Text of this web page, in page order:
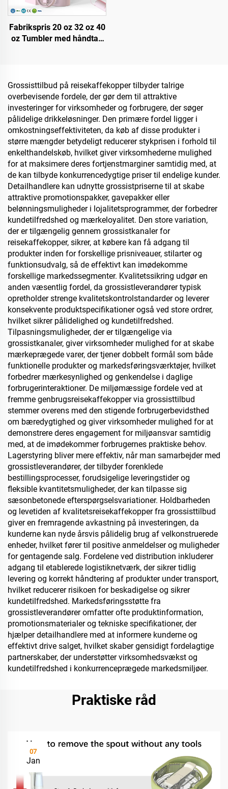
Fabrikspris 20 oz 32 oz 40
oz Tumbler med håndtag
Grossisttilbud på reisekaffekopper tilbyder talrige
overbevisende fordele, der gør dem til attraktive
investeringer for virksomheder og forbrugere, der søger
pålidelige drikkeløsninger. Den primære fordel ligger i
omkostningseffektiviteten, da køb af disse produkter i
større mængder betydeligt reducerer stykprisen i forhold til
enkelthandelskøb, hvilket giver virksomhederne mulighed
for at maksimere deres fortjenstmarginer samtidig med, at
de kan tilbyde konkurrencedygtige priser til endelige kunder.
Detailhandlere kan udnytte grossistpriserne til at skabe
attraktive promotionspakker, gavepakker eller
belønningsmuligheder i lojalitetsprogrammer, der forbedrer
kundetilfredshed og mærkeloyalitet. Den store variation,
der er tilgængelig gennem grossistkanaler for
reisekaffekopper, sikrer, at købere kan få adgang til
produkter inden for forskellige prisniveauer, stilarter og
funktionsudvalg, så de effektivt kan imødekomme
forskellige markedssegmenter. Kvalitetssikring udgør en
anden væsentlig fordel, da grossistleverandører typisk
opretholder strenge kvalitetskontrolstandarder og leverer
konsekvente produktspecifikationer også ved store ordrer,
hvilket sikrer pålidelighed og kundetilfredshed.
Tilpasningsmuligheder, der er tilgængelige via
grossistkanaler, giver virksomheder mulighed for at skabe
mærkeprægede varer, der tjener dobbelt formål som både
funktionelle produkter og markedsføringsværktøjer, hvilket
forbedrer mærkesynlighed og genkendelse i daglige
forbrugerinteraktioner. De miljømæssige fordele ved at
fremme genbrugsreisekaffekopper via grossisttilbud
stemmer overens med den stigende forbrugerbevidsthed
om bæredygtighed og giver virksomheder mulighed for at
demonstrere deres engagement for miljøansvar samtidig
med, at de imødekommer forbrugernes praktiske behov.
Lagerstyring bliver mere effektiv, når man samarbejder med
grossistleverandører, der tilbyder forenklede
bestillingsprocesser, forudsigelige leveringstider og
fleksible kvantitetsmuligheder, der kan tilpasse sig
sæsonbetonede efterspørgselsvariationer. Holdbarheden
og levetiden af kvalitetsreisekaffekopper fra grossisttilbud
giver en fremragende avkastning på investeringen, da
kunderne kan nyde årsvis pålidelig brug af velkonstruerede
enheder, hvilket fører til positive anmeldelser og muligheder
for gentagende salg. Fordelene ved distribution inkluderer
adgang til etablerede logistiknetværk, der sikrer tidlig
levering og korrekt håndtering af produkter under transport,
hvilket reducerer risikoen for beskadigelse og sikrer
kundetilfredshed. Markedsføringsstøtte fra
grossistleverandører omfatter ofte produktinformation,
promotionsmaterialer og tekniske specifikationer, der
hjælper detailhandlere med at informere kunderne og
effektivt drive salget, hvilket skaber gensidigt fordelagtige
partnerskaber, der understøtter virksomhedsvækst og
kundetilfredshed i konkurrenceprægede markedsmiljøer.
Praktiske råd
07
Jan